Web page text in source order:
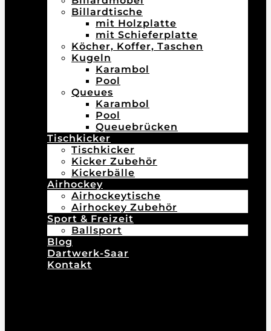
Billardtische
mit Holzplatte
mit Schieferplatte
Köcher, Koffer, Taschen
Kugeln
Karambol
Pool
Queues
Karambol
Pool
Queuebrücken
Tischkicker
Tischkicker
Kicker Zubehör
Kickerbälle
Airhockey
Airhockeytische
Airhockey Zubehör
Sport & Freizeit
Ballsport
Blog
Dartwerk-Saar
Kontakt